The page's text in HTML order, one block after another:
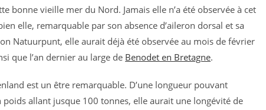
bonne vieille mer du Nord. Jamais elle n’a été observée à cet
elle, remarquable par son absence d’aileron dorsal et sa
Natuurpunt, elle aurait déjà été observée au mois de février
que l’an dernier au large de Benodet en Bretagne.
est un être remarquable. D’une longueur pouvant
poids allant jusque 100 tonnes, elle aurait une longévité de